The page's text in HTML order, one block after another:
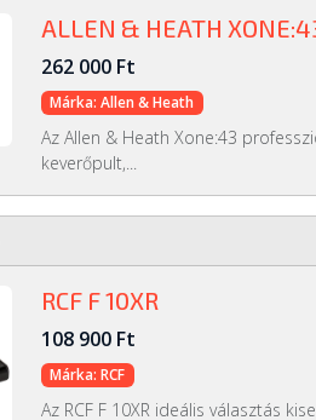
ALLEN & HEATH
262 000 Ft
Márka: Allen & Heath
Az Allen & Heath Xone:43
keverőpult,...
RCF F 10XR
108 900 Ft
Márka: RCF
Az RCF F 10XR ideális választás